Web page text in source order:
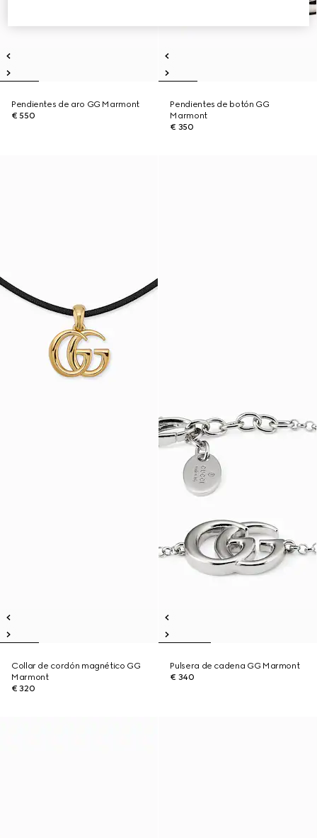
Pendientes de aro GG Marmont
€ 550
Pendientes de botón GG
Marmont
€ 350
Collar de cordón magnético GG
Marmont
€ 320
Pulsera de cadena GG Marmont
€ 340